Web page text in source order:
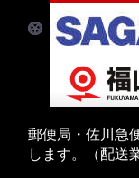
郵便局・佐川急
します。（配送